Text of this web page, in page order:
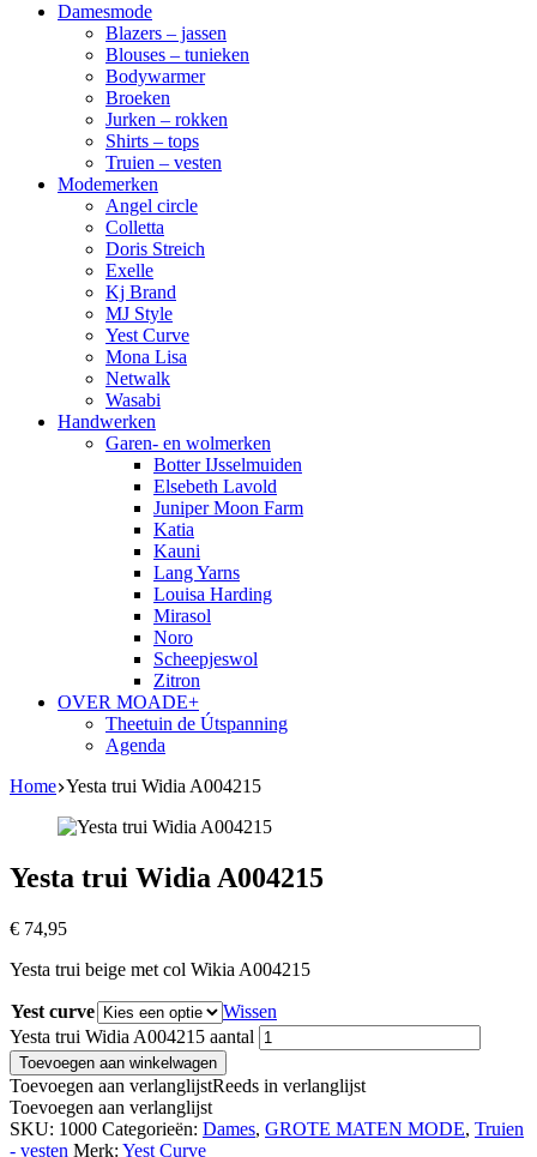
Damesmode
Blazers – jassen
Blouses – tunieken
Bodywarmer
Broeken
Jurken – rokken
Shirts – tops
Truien – vesten
Modemerken
Angel circle
Colletta
Doris Streich
Exelle
Kj Brand
MJ Style
Yest Curve
Mona Lisa
Netwalk
Wasabi
Handwerken
Garen- en wolmerken
Botter IJsselmuiden
Elsebeth Lavold
Juniper Moon Farm
Katia
Kauni
Lang Yarns
Louisa Harding
Mirasol
Noro
Scheepjeswol
Zitron
OVER MOADE+
Theetuin de Útspanning
Agenda
Home Yesta trui Widia A004215
Yesta trui Widia A004215
€ 74,95
Yesta trui beige met col Wikia A004215
Yest curve
Wissen
Yesta trui Widia A004215 aantal
Toevoegen aan winkelwagen
Toevoegen aan verlanglijstReeds in verlanglijst
Toevoegen aan verlanglijst
SKU: 1000 Categorieën: Dames, GROTE MATEN MODE, Truien
- vesten Merk: Yest Curve